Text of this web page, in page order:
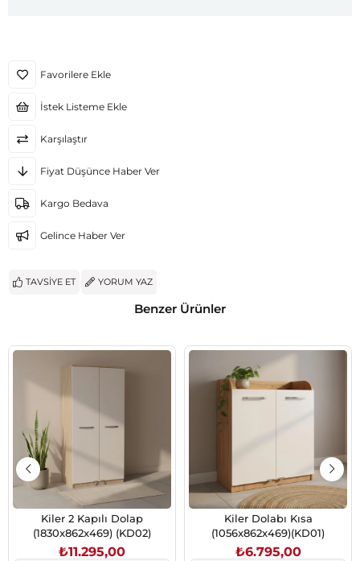
Favorilere Ekle
İstek Listeme Ekle
Karşılaştır
Fiyat Düşünce Haber Ver
Kargo Bedava
Gelince Haber Ver
TAVSIYE ET YORUM YAZ
Benzer Ürünler
Kiler 2 Kapılı Dolap
(1830x862x469) (KD02)
₺11.295,00
Kiler Dolabı Kısa
(1056x862x469)(KD01)
₺6.795,00